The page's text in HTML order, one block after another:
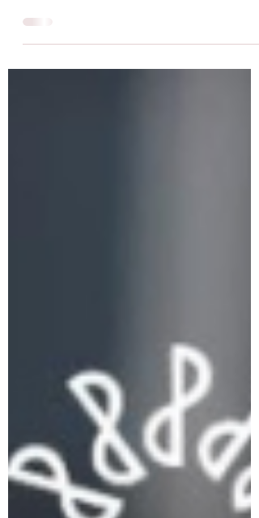
Evita los errores más comunes en la
administración de condominios y mejora la